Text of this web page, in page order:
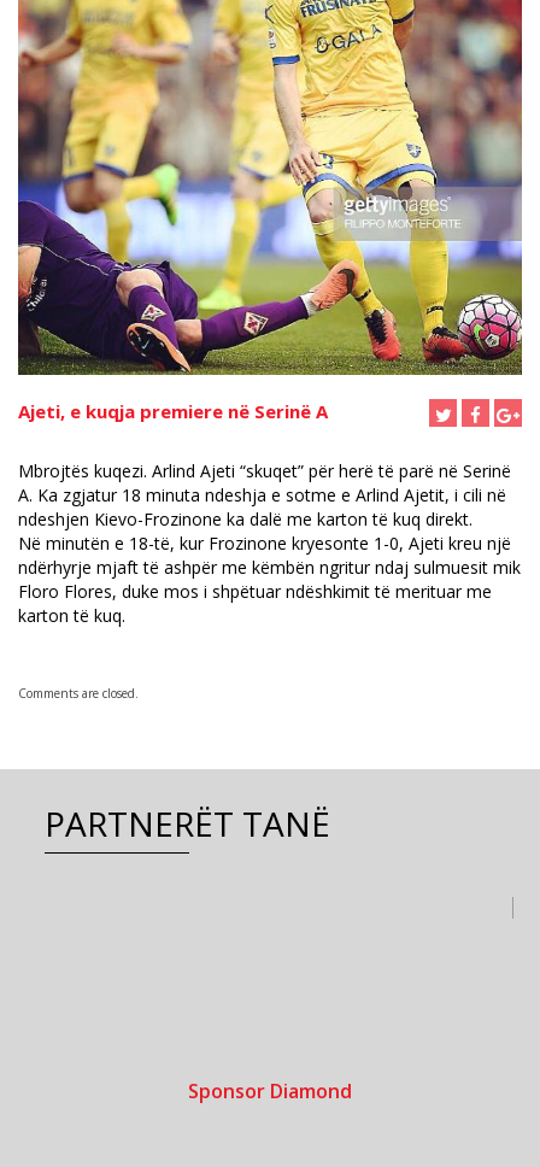
Ajeti, e kuqja premiere në Serinë A
Mbrojtës kuqezi. Arlind Ajeti “skuqet” për herë të parë në Serinë
A. Ka zgjatur 18 minuta ndeshja e sotme e Arlind Ajetit, i cili në
ndeshjen Kievo-Frozinone ka dalë me karton të kuq direkt.
Në minutën e 18-të, kur Frozinone kryesonte 1-0, Ajeti kreu një
ndërhyrje mjaft të ashpër me këmbën ngritur ndaj sulmuesit mik
Floro Flores, duke mos i shpëtuar ndëshkimit të merituar me
karton të kuq.
Comments are closed.
PARTNERËT TANË
Sponsor Diamond